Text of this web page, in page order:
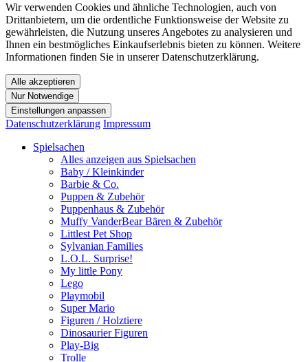
Wir verwenden Cookies und ähnliche Technologien, auch von
Drittanbietern, um die ordentliche Funktionsweise der Website zu
gewährleisten, die Nutzung unseres Angebotes zu analysieren und
Ihnen ein bestmögliches Einkaufserlebnis bieten zu können. Weitere
Informationen finden Sie in unserer Datenschutzerklärung.
Alle akzeptieren
Nur Notwendige
Einstellungen anpassen
Datenschutzerklärung Impressum
Spielsachen
Alles anzeigen aus Spielsachen
Baby / Kleinkinder
Barbie & Co.
Puppen & Zubehör
Puppenhaus & Zubehör
Muffy VanderBear Bären & Zubehör
Littlest Pet Shop
Sylvanian Families
L.O.L. Surprise!
My little Pony
Lego
Playmobil
Super Mario
Figuren / Holztiere
Dinosaurier Figuren
Play-Big
Trolle